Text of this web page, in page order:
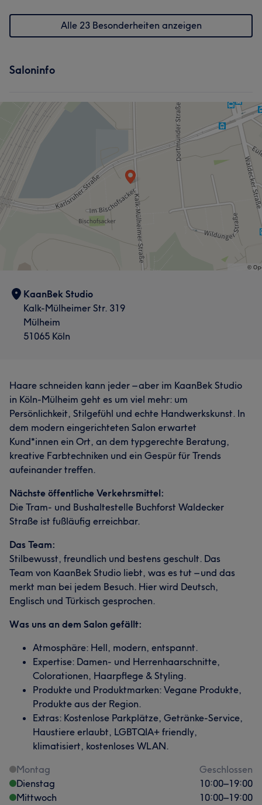
Alle 23 Besonderheiten anzeigen
Saloninfo
KaanBek Studio
Kalk-Mülheimer Str. 319
Mülheim
51065 Köln
Haare schneiden kann jeder – aber im KaanBek Studio
in Köln-Mülheim geht es um viel mehr: um
Persönlichkeit, Stilgefühl und echte Handwerkskunst. In
dem modern eingerichteten Salon erwartet
Kund*innen ein Ort, an dem typgerechte Beratung,
kreative Farbtechniken und ein Gespür für Trends
aufeinander treffen.
Nächste öffentliche Verkehrsmittel:
Die Tram- und Bushaltestelle Buchforst Waldecker
Straße ist fußläufig erreichbar.
Das Team:
Stilbewusst, freundlich und bestens geschult. Das
Team von KaanBek Studio liebt, was es tut – und das
merkt man bei jedem Besuch. Hier wird Deutsch,
Englisch und Türkisch gesprochen.
Was uns an dem Salon gefällt:
Atmosphäre: Hell, modern, entspannt.
Expertise: Damen- und Herrenhaarschnitte,
Colorationen, Haarpflege & Styling.
Produkte und Produktmarken: Vegane Produkte,
Produkte aus der Region.
Extras: Kostenlose Parkplätze, Getränke-Service,
Haustiere erlaubt, LGBTQIA+ friendly,
klimatisiert, kostenloses WLAN.
Montag
Geschlossen
Dienstag
10:00–19:00
Mittwoch
10:00–19:00